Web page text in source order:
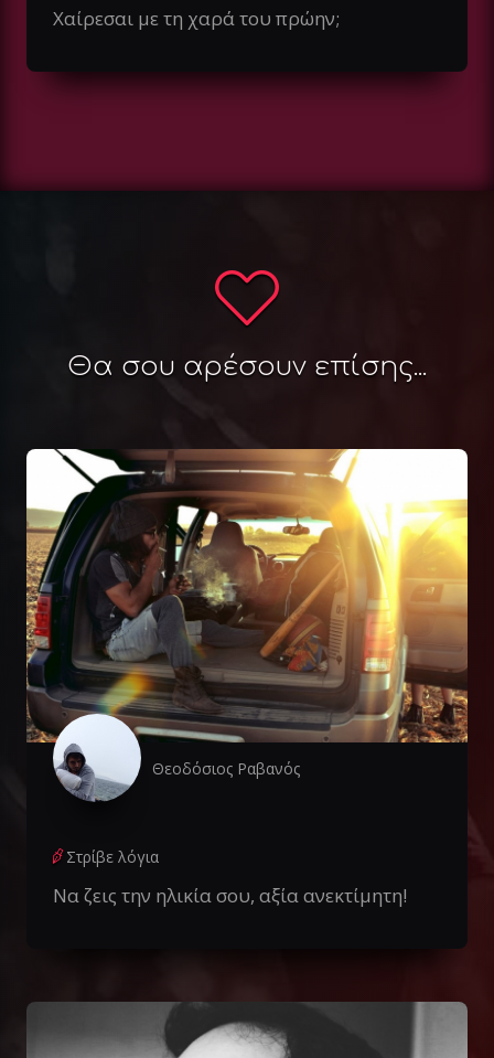
Χαίρεσαι με τη χαρά του πρώην;
Θα σου αρέσουν επίσης...
Θεοδόσιος Ραβανός
Στρίβε λόγια
Να ζεις την ηλικία σου, αξία ανεκτίμητη!